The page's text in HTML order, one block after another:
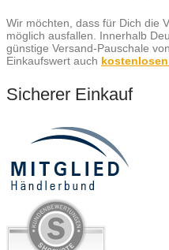
Wir möchten, dass für Dich die
möglich ausfallen. Innerhalb
günstige Versand-Pauschale
Einkaufswert auch kostenlosen
Sicherer Einkauf